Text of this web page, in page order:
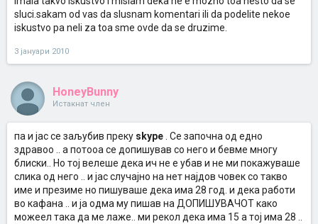
sluci.sakam od vas da slusnam komentari ili da podelite nekoe
iskustvo pa neli za toa sme ovde da se druzime.
3 јануари 2010
HoneyBunny
Истакнат член
па и јас се заљубив преку skype . Се започна од едно
здравоо .. а потооа се допишував со него и бевме многу
блиски.. Но тој велеше дека ич не е убав и не ми покажуваше
слика од него .. и јас случајно на нет најдов човек со такво
име и презиме но пишуваше дека има 28 год. и дека работи
во кафана .. и ја одма му пишав на ДОПИШУВАЧОТ како
можеел така да ме лаже.. ми рекол дека има 15 а тој има 28 ..